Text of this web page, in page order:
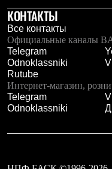
Комплект термобелья
Снаряжение
Палатки и тенты
Палатки
Тенты
Аксессуары для палаток
Рюкзаки
Экспедиционные
Легкоходные
Альпинистские
Аксессуары для
Комбинированные
КОНТАКТЫ
Все контакты
Официальные каналы
Telegram
Odnoklassniki
Rutube
Интернет-магазин,
Telegram
Odnoklassniki